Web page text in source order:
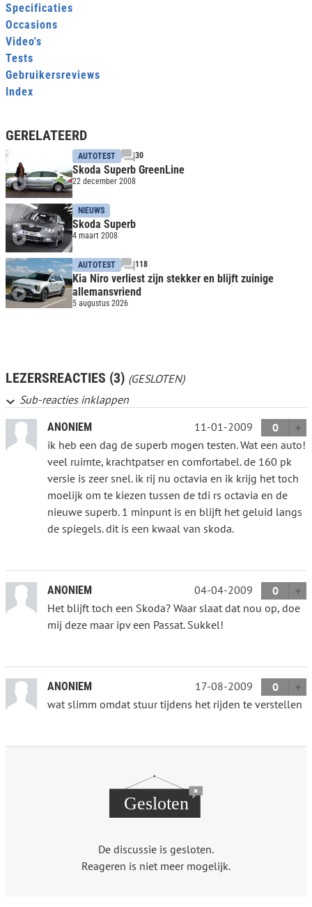
Specificaties
Occasions
Video's
Tests
Gebruikersreviews
Index
GERELATEERD
AUTOTEST 30
Skoda Superb GreenLine
22 december 2008
NIEUWS
Skoda Superb
4 maart 2008
AUTOTEST 118
Kia Niro verliest zijn stekker en blijft zuinige
allemansvriend
5 augustus 2026
LEZERSREACTIES (3) (GESLOTEN)
Sub-reacties inklappen
ANONIEM 11-01-2009
0
ik heb een dag de superb mogen testen. Wat een auto!
veel ruimte, krachtpatser en comfortabel. de 160 pk
versie is zeer snel. ik rij nu octavia en ik krijg het toch
moelijk om te kiezen tussen de tdi rs octavia en de
nieuwe superb. 1 minpunt is en blijft het geluid langs
de spiegels. dit is een kwaal van skoda.
ANONIEM 04-04-2009
0
Het blijft toch een Skoda? Waar slaat dat nou op, doe
mij deze maar ipv een Passat. Sukkel!
ANONIEM 17-08-2009
0
wat slimm omdat stuur tijdens het rijden te verstellen
De discussie is gesloten.
Reageren is niet meer mogelijk.